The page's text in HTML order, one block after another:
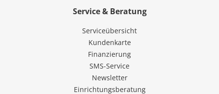
Service & Beratung
Serviceübersicht
Kundenkarte
Finanzierung
SMS-Service
Newsletter
Einrichtungsberatung